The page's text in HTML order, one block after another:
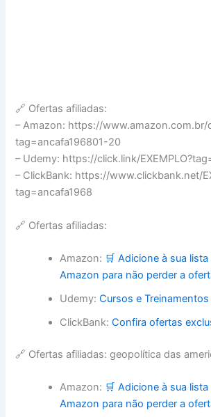
🔗 Ofertas afiliadas:
– Amazon: https://www.amazon.com.br/
tag=ancafa196801-20
– Udemy: https://click.link/
– ClickBank: https://www.clickbank.net/
tag=ancafa1968
🔗 Ofertas afiliadas:
Amazon: 🛒 Adicione à sua
Amazon para não perder a
Udemy:Cursos e Treinamentos
ClickBank:Confira ofertas
🔗 Ofertas afiliadas: geopolítica das
Amazon: 🛒 Adicione à sua
Amazon para não perder a